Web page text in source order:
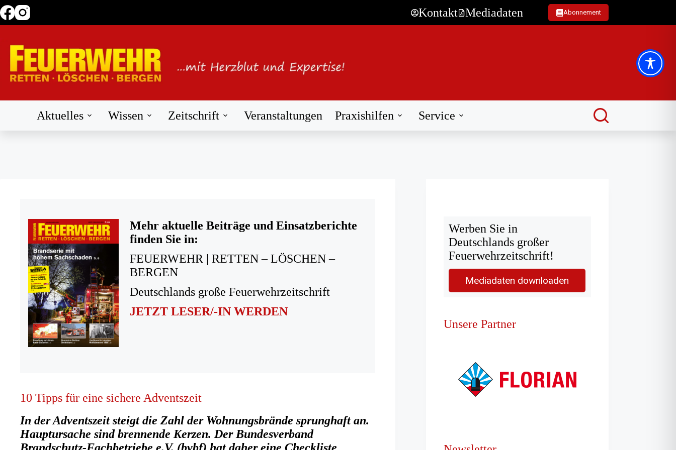
Zum
Inhalt
Kontakt Mediadaten Abonnement
Aktuelles Wissen Zeitschrift Veranstaltungen Praxishilfen Service
Mehr aktuelle Beiträge und Einsatzberichte
finden Sie in:
FEUERWEHR | RETTEN – LÖSCHEN –
BERGEN
Deutschlands große Feuerwehrzeitschrift
JETZT LESER/-IN WERDEN
10 Tipps für eine sichere Adventszeit
In der Adventszeit steigt die Zahl der Wohnungsbrände sprunghaft an.
Hauptursache sind brennende Kerzen. Der Bundesverband
Brandschutz-Fachbetriebe e.V. (bvbf) hat daher eine Checkliste
Werben Sie in
Deutschlands großer
Feuerwehrzeitschrift!
Mediadaten downloaden
Unsere Partner